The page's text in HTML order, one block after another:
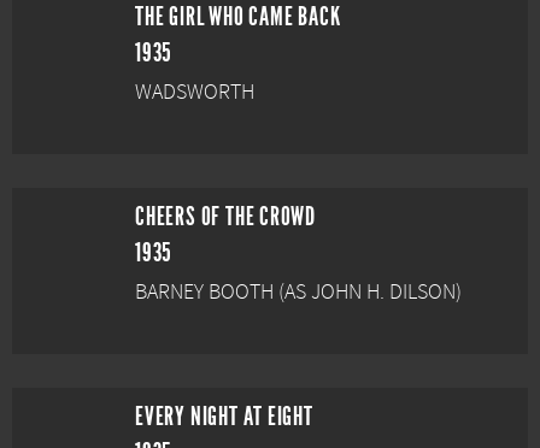
THE GIRL WHO CAME BACK
1935
WADSWORTH
CHEERS OF THE CROWD
1935
BARNEY BOOTH (AS JOHN H. DILSON)
EVERY NIGHT AT EIGHT